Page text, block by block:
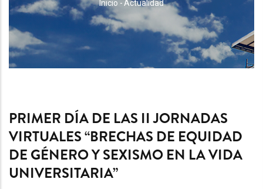
RUTA
DE
NAVEGACIÓN
Inicio -Actualidad
PRIMER DÍA DE LAS II JORNADAS
VIRTUALES “BRECHAS DE EQUIDAD
DE GÉNERO Y SEXISMO EN LA VIDA
UNIVERSITARIA”